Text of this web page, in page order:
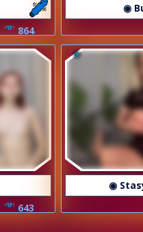
864
◉
643
◉